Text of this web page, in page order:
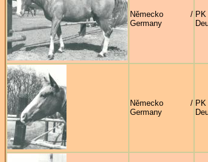
Německo /
Germany
Německo /
Germany